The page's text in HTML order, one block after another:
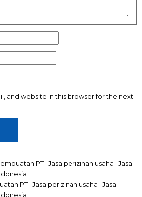
and website in this browser for the next
PT | Jasa perizinan usaha | Jasa
PT | Jasa perizinan usaha | Jasa